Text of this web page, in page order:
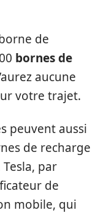
de
bornes de
aucune
votre trajet.
peuvent aussi
de recharge
par
de
mobile, qui